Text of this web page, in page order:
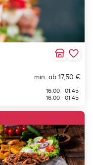
min. ab 17,50 €
16:00 - 01:45
16:00 - 01:45